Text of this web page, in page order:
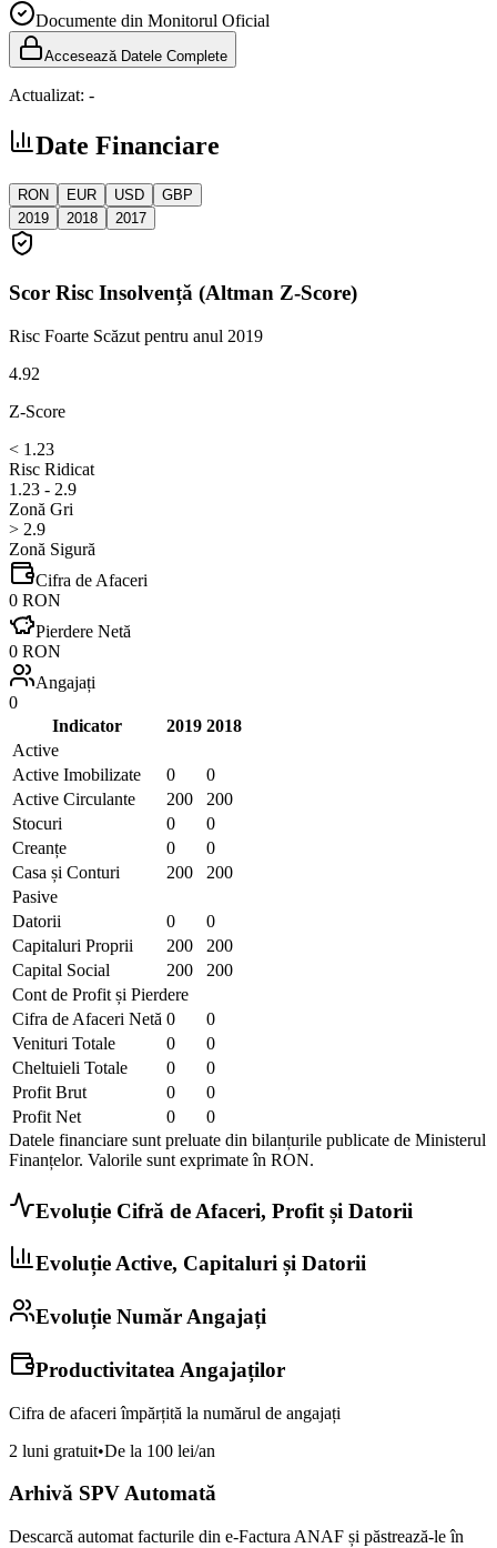
Documente din Monitorul Oficial
Accesează Datele Complete
Actualizat: -
Date Financiare
RON EUR USD
GBP
2019
2018 2017
Scor Risc Insolvență (Altman Z-Score)
Risc Foarte Scăzut pentru anul 2019
4.92
Z-Score
< 1.23
Risc Ridicat
1.23 - 2.9
Zonă Gri
> 2.9
Zonă Sigură
Cifra de Afaceri
0 RON
Pierdere Netă
0 RON
Angajați
0
Indicator
2019 2018
Active
Active Imobilizate
0
0
Active Circulante
200
200
Stocuri
0
0
Creanțe
0
0
Casa și Conturi
200
200
Pasive
Datorii
0
0
Capitaluri Proprii
200
200
Capital Social
200
200
Cont de Profit și Pierdere
Cifra de Afaceri Netă 0
0
Venituri Totale
0
0
Cheltuieli Totale
0
0
Profit Brut
0
0
Profit Net
0
0
Datele financiare sunt preluate din bilanțurile publicate de Ministerul
Finanțelor. Valorile sunt exprimate în RON.
Evoluție Cifră de Afaceri, Profit și Datorii
Evoluție Active, Capitaluri și Datorii
Evoluție Număr Angajați
Productivitatea Angajaților
Cifra de afaceri împărțită la numărul de angajați
2 luni gratuit•De la 100 lei/an
Arhivă SPV Automată
Descarcă automat facturile din e-Factura ANAF și păstrează-le în